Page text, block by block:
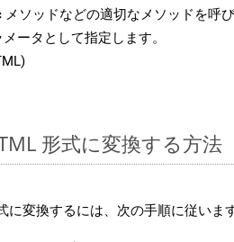
メソッドなどの適切なメソッドを呼
ータとして指定します。
形式に変換する方法
変換するには、次の手順に従います